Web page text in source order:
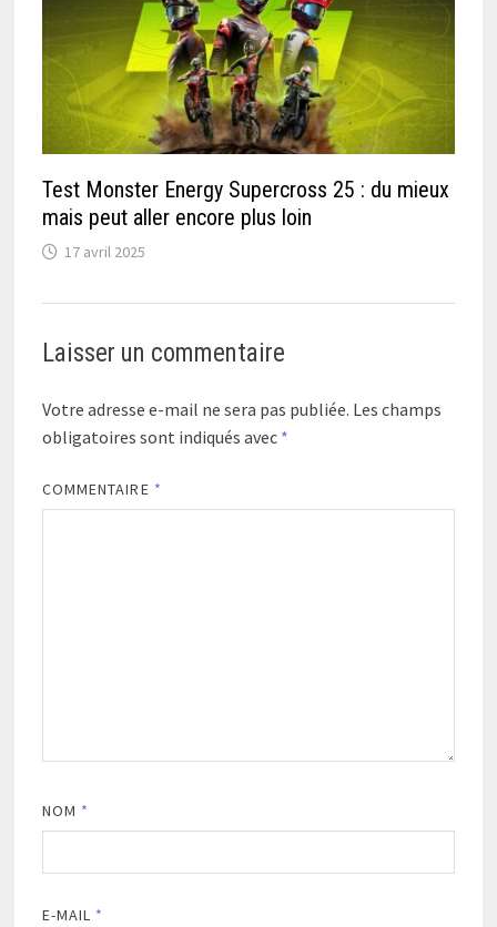
Test Monster Energy Supercross 25 : du mieux
mais peut aller encore plus loin
17 avril 2025
Laisser un commentaire
Votre adresse e-mail ne sera pas publiée. Les champs
obligatoires sont indiqués avec *
COMMENTAIRE *
NOM *
E-MAIL *